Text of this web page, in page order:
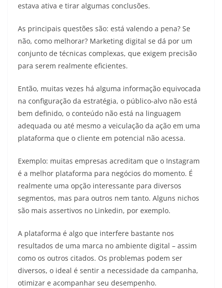
estava ativa e tirar algumas conclusões.
As principais questões são: está valendo a pena? Se
não, como melhorar? Marketing digital se dá por um
conjunto de técnicas complexas, que exigem precisão
para serem realmente eficientes.
Então, muitas vezes há alguma informação equivocada
na configuração da estratégia, o público-alvo não está
bem definido, o conteúdo não está na linguagem
adequada ou até mesmo a veiculação da ação em uma
plataforma que o cliente em potencial não acessa.
Exemplo: muitas empresas acreditam que o Instagram
é a melhor plataforma para negócios do momento. É
realmente uma opção interessante para diversos
segmentos, mas para outros nem tanto. Alguns nichos
são mais assertivos no Linkedin, por exemplo.
A plataforma é algo que interfere bastante nos
resultados de uma marca no ambiente digital – assim
como os outros citados. Os problemas podem ser
diversos, o ideal é sentir a necessidade da campanha,
otimizar e acompanhar seu desempenho.